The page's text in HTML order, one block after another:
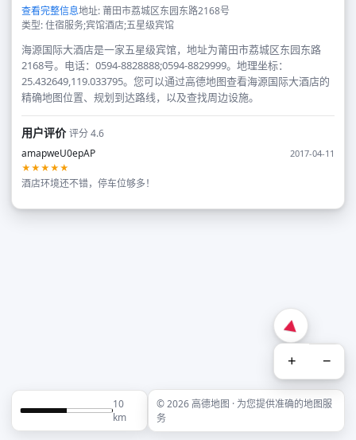
查看完整信息地址: 莆田市荔城区东园东路2168号
类型: 住宿服务;宾馆酒店;五星级宾馆
海源国际大酒店是一家五星级宾馆，地址为莆田市荔城区东园东路
2168号。电话：0594-8828888;0594-8829999。地理坐标：
25.432649,119.033795。您可以通过高德地图查看海源国际大酒店的
精确地图位置、规划到达路线，以及查找周边设施。
用户评价评分 4.6
amapweU0epAP
2017-04-11
★★★★★
酒店环境还不错，停车位够多！
+ −
10
km
© 2026 高德地图 · 为您提供准确的地图服
务